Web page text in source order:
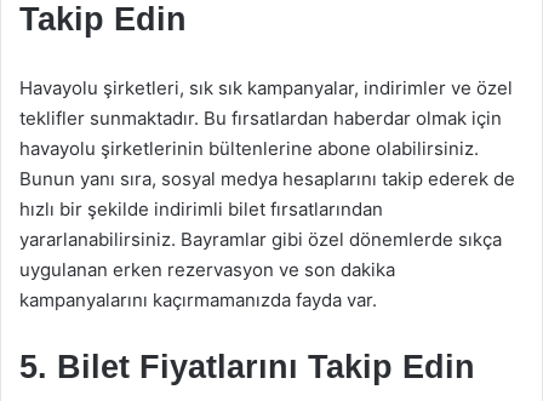
Takip Edin
Havayolu şirketleri, sık sık kampanyalar, indirimler ve özel
teklifler sunmaktadır. Bu fırsatlardan haberdar olmak için
havayolu şirketlerinin bültenlerine abone olabilirsiniz.
Bunun yanı sıra, sosyal medya hesaplarını takip ederek de
hızlı bir şekilde indirimli bilet fırsatlarından
yararlanabilirsiniz. Bayramlar gibi özel dönemlerde sıkça
uygulanan erken rezervasyon ve son dakika
kampanyalarını kaçırmamanızda fayda var.
5. Bilet Fiyatlarını Takip Edin